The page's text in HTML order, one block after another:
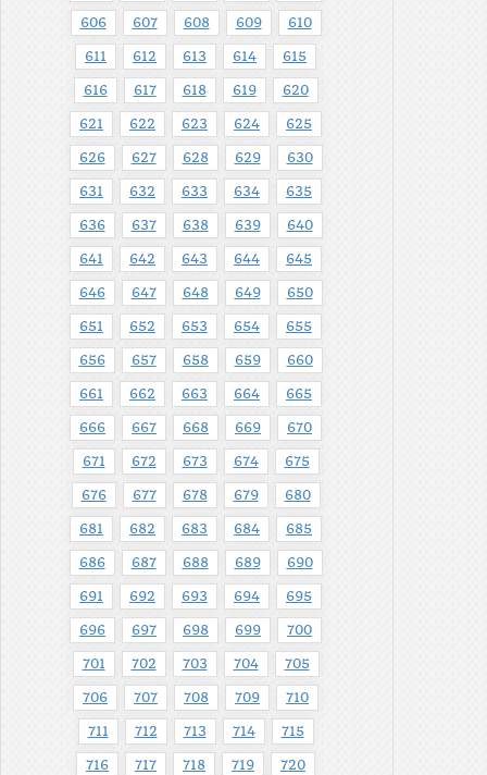
606 607 608 609 610
611 612 613 614 615
616 617 618 619 620
621 622 623 624 625
626 627 628 629 630
631 632 633 634 635
636 637 638 639 640
641 642 643 644 645
646 647 648 649 650
651 652 653 654 655
656 657 658 659 660
661 662 663 664 665
666 667 668 669 670
671 672 673 674 675
676 677 678 679 680
681 682 683 684 685
686 687 688 689 690
691 692 693 694 695
696 697 698 699 700
701 702 703 704 705
706 707 708 709 710
711 712 713 714 715
716 717 718 719 720